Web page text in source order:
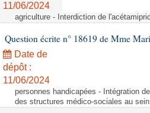
11/06/2024
agriculture - Interdiction de
Question écrite n° 18619 de Mme
Date de
dépôt :
11/06/2024
personnes handicapées - Intégration
des structures médico-sociales au